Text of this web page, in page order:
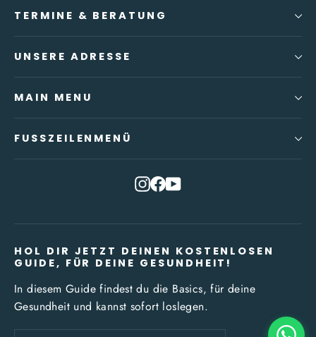
TERMINE & BERATUNG
UNSERE ADRESSE
MAIN MENU
FUSSZEILENMENÜ
Instagram
Facebook
YouTube
HOL DIR JETZT DEINEN KOSTENLOSEN
GUIDE, FÜR DEINE GESUNDHEIT!
In diesem Guide findest du die Basics, für deine
Gesundheit und kannst sofort loslegen.